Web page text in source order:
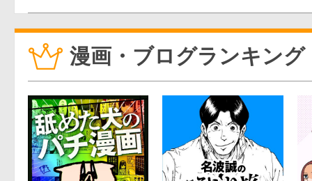
漫画・ブログランキング